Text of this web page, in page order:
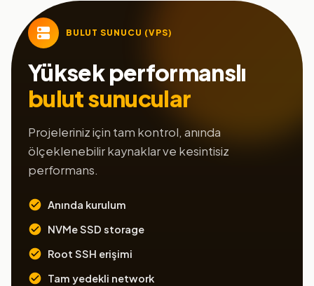
BULUT SUNUCU (VPS)
Yüksek performanslı
bulut sunucular
Projeleriniz için tam kontrol, anında
ölçeklenebilir kaynaklar ve kesintisiz
performans.
Anında kurulum
NVMe SSD storage
Root SSH erişimi
Tam yedekli network